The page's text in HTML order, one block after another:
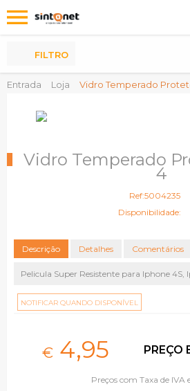
Entrada Loja Vidro Temperado
FILTRO
Vidro Temperado
4
Ref:5004235
Disponibilidade:
Descrição Detalhes Comentários
Pelicula Super Resistente para Iphone 4S,
NOTIFICAR QUANDO DISPONÍVEL
€ 4,95 PREÇO
Preços com Taxa de IVA